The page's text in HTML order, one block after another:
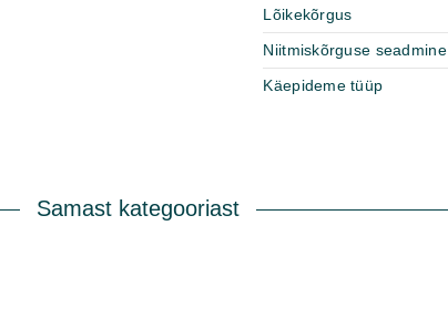
Lõikekõrgus
Niitmiskõrguse seadmine
Käepideme tüüp
Samast kategooriast